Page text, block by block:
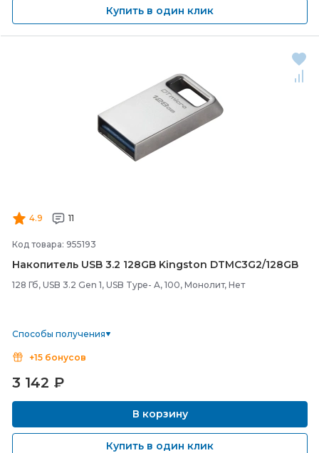
Купить в один клик
4.9 11
Код товара: 955193
Накопитель USB 3.2 128GB Kingston DTMC3G2/128GB
128 Гб, USB 3.2 Gen 1, USB Type- A, 100, Монолит, Нет
Способы получения
+15 бонусов
3 142 ₽
В корзину
Купить в один клик